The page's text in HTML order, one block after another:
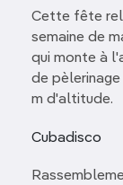
Cette fête
semaine de
qui monte à
de
m d'altitude.
Cubadisco